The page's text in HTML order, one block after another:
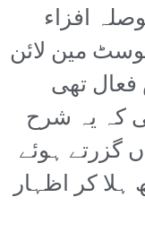
افزاء
مین لائن
فعال تھی
کہ یہ شرح
گزرتے ہوئے
ہلا کر اظہار